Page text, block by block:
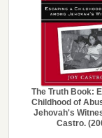
The Truth Book:
Childhood of
Jehovah's
Castro.